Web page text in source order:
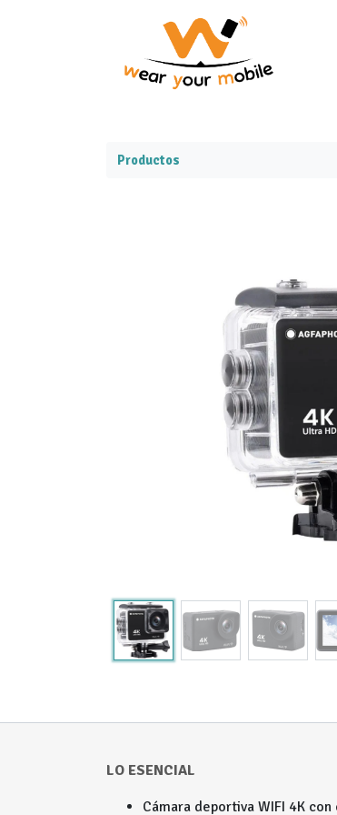
Productos
LO ESENCIAL
Cámara deportiva WIFI 4K